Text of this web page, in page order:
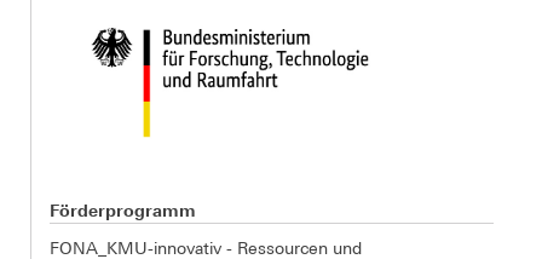
Förderprogramm
FONA_KMU-innovativ - Ressourcen und